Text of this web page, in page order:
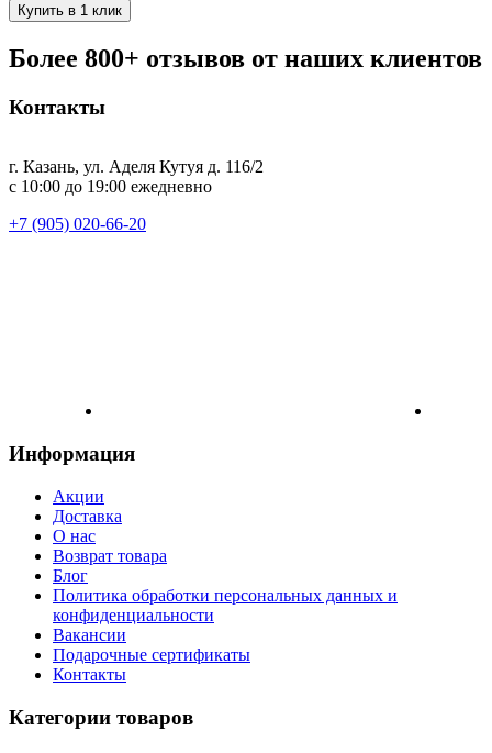
Купить в 1 клик
Более 800+ отзывов от наших клиентов
Контакты
г. Казань, ул. Аделя Кутуя д. 116/2
с 10:00 до 19:00 ежедневно
+7 (905) 020-66-20
Информация
Акции
Доставка
О нас
Возврат товара
Блог
Политика обработки персональных данных и
конфиденциальности
Вакансии
Подарочные сертификаты
Контакты
Категории товаров